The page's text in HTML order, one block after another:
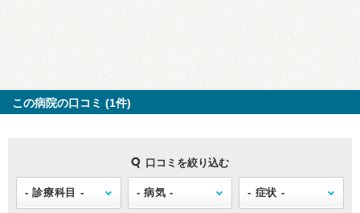
この病院の口コミ (1件)
口コミを絞り込む